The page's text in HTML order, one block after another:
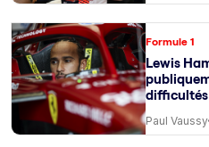
Formule 1
Lewis
difficultés
Paul Vaussy